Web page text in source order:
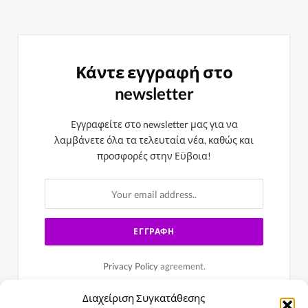
Διαχείριση Συγκατάθεσης
Κάντε εγγραφή στο
newsletter
Εγγραφείτε στο newsletter μας για να
λαμβάνετε όλα τα τελευταία νέα, καθώς και
προσφορές στην Εϋβοια!
Privacy Policyagreement.